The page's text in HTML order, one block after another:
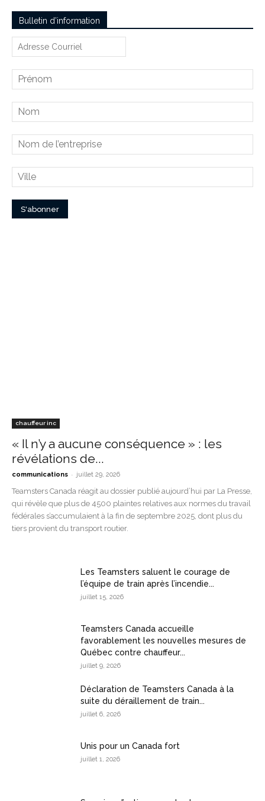
Bulletin d’information
chauffeur inc
« Il n’y a aucune conséquence » : les
révélations de...
communications - juillet 29, 2026
Teamsters Canada réagit au dossier publié aujourd’hui par La Presse,
qui révèle que plus de 4500 plaintes relatives aux normes du travail
fédérales s’accumulaient à la fin de septembre 2025, dont plus du
tiers provient du transport routier.
Les Teamsters saluent le courage de
l’équipe de train après l’incendie...
juillet 15, 2026
Teamsters Canada accueille
favorablement les nouvelles mesures de
Québec contre chauffeur...
juillet 9, 2026
Déclaration de Teamsters Canada à la
suite du déraillement de train...
juillet 6, 2026
Unis pour un Canada fort
juillet 1, 2026